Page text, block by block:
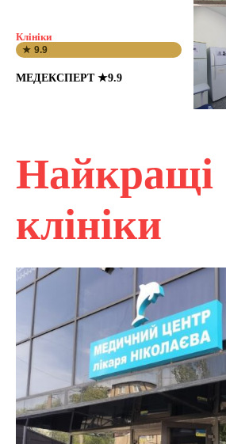
Клініки
★ 9.9
МЕДЕКСПЕРТ ★9.9
Найкращі
клініки